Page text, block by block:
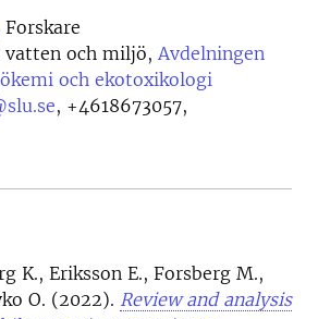
Forskare
och miljö, Avdelningen
och ekotoxikologi
, +4618673057,
K., Eriksson E., Forsberg M.,
O. (2022). Review and analysis